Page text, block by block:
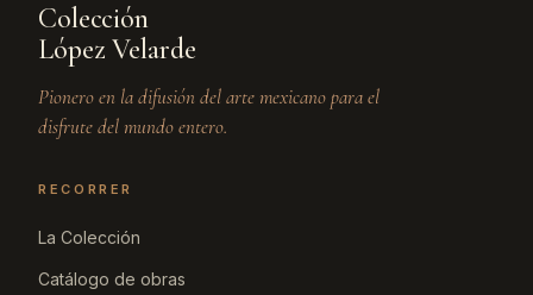
Colección
López Velarde
Pionero en la difusión del arte mexicano para el
disfrute del mundo entero.
RECORRER
La Colección
Catálogo de obras